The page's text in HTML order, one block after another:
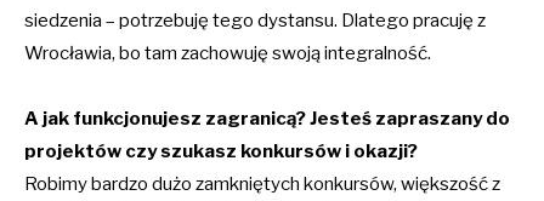
siedzenia – potrzebuję tego dystansu. Dlatego pracuję z
Wrocławia, bo tam zachowuję swoją integralność.
A jak funkcjonujesz zagranicą? Jesteś zapraszany do
projektów czy szukasz konkursów i okazji?
Robimy bardzo dużo zamkniętych konkursów, większość z